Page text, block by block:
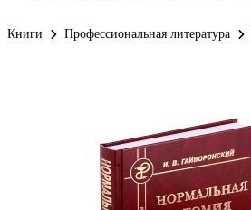
Книги Профессиональная литература